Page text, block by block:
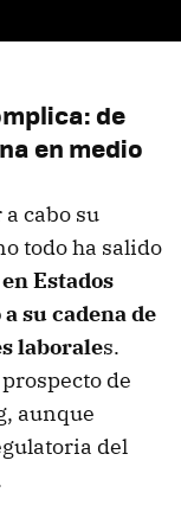
de
en medio
cabo su
todo ha salido
Estados
su cadena de
laborales.
de
aunque
del